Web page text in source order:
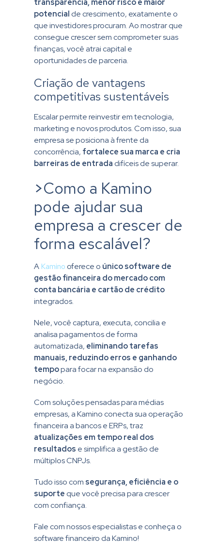
transparência, menor risco e maior
potencial de crescimento, exatamente o
que investidores procuram. Ao mostrar que
consegue crescer sem comprometer suas
finanças, você atrai capital e
oportunidades de parceria.
Criação de vantagens
competitivas sustentáveis
Escalar permite reinvestir em tecnologia,
marketing e novos produtos. Com isso, sua
empresa se posiciona à frente da
concorrência, fortalece sua marca e cria
barreiras de entrada difíceis de superar.
>Como a Kamino
pode ajudar sua
empresa a crescer de
forma escalável?
A Kamino oferece o único software de
gestão financeira do mercado com
conta bancária e cartão de crédito
integrados.
Nele, você captura, executa, concilia e
analisa pagamentos de forma
automatizada, eliminando tarefas
manuais, reduzindo erros e ganhando
tempopara focar na expansão do
negócio.
Com soluções pensadas para médias
empresas, a Kamino conecta sua operação
financeira a bancos e ERPs, traz
atualizações em tempo real dos
resultados e simplifica a gestão de
múltiplos CNPJs.
Tudo isso com segurança, eficiência e o
suporte que você precisa para crescer
com confiança.
Fale com nossos especialistas e conheça o
software financeiro da Kamino!